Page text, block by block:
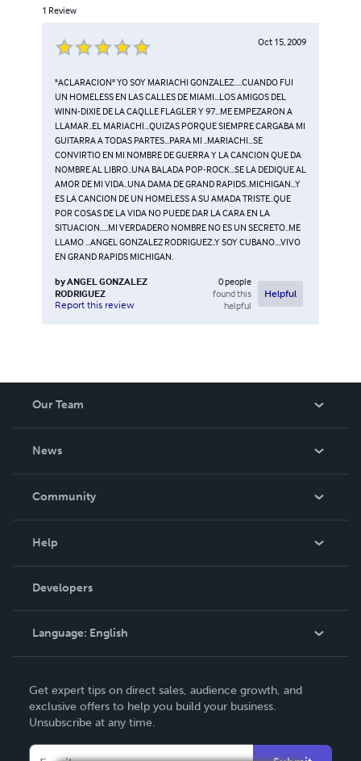
1 Review
Oct 15, 2009
"ACLARACION" YO SOY MARIACHI GONZALEZ.....CUANDO FUI
UN HOMELESS EN LAS CALLES DE MIAMI...LOS AMIGOS DEL
WINN-DIXIE DE LA CAQLLE FLAGLER Y 97...ME EMPEZARON A
LLAMAR..EL MARIACHI...QUIZAS PORQUE SIEMPRE CARGABA MI
GUITARRA A TODAS PARTES...PARA MI ..MARIACHI...SE
CONVIRTIO EN MI NOMBRE DE GUERRA Y LA CANCION QUE DA
NOMBRE AL LIBRO..UNA BALADA POP-ROCK...SE LA DEDIQUE AL
AMOR DE MI VIDA..UNA DAMA DE GRAND RAPIDS..MICHIGAN...Y
ES LA CANCION DE UN HOMELESS A SU AMADA TRISTE..QUE
POR COSAS DE LA VIDA NO PUEDE DAR LA CARA EN LA
SITUACION.....MI VERDADERO NOMBRE NO ES UN SECRETO..ME
LLAMO ...ANGEL GONZALEZ RODRIGUEZ..Y SOY CUBANO....VIVO
EN GRAND RAPIDS MICHIGAN.
byANGEL GONZALEZ
RODRIGUEZ
Report this review
0people
found this
helpful
Helpful
Our Team
News
In The News
Community
Podcast
Help
Order Lookup
Knowledge Base
Contact Support
Developers
Language: English
Deutsch
Français
Get expert tips on direct sales, audience growth, and
exclusive offers to help you build your business.
Unsubscribe at any time.